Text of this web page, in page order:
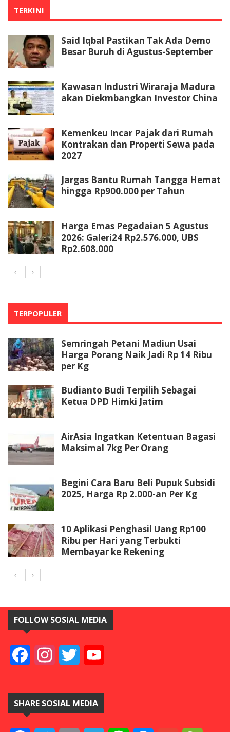
TERKINI
Said Iqbal Pastikan Tak Ada Demo
Besar Buruh di Agustus-September
Kawasan Industri Wiraraja Madura
akan Diekmbangkan Investor China
Kemenkeu Incar Pajak dari Rumah
Kontrakan dan Properti Sewa pada
2027
Jargas Bantu Rumah Tangga Hemat
hingga Rp900.000 per Tahun
Harga Emas Pegadaian 5 Agustus
2026: Galeri24 Rp2.576.000, UBS
Rp2.608.000
TERPOPULER
Semringah Petani Madiun Usai
Harga Porang Naik Jadi Rp 14 Ribu
per Kg
Budianto Budi Terpilih Sebagai
Ketua DPD Himki Jatim
AirAsia Ingatkan Ketentuan Bagasi
Maksimal 7kg Per Orang
Begini Cara Baru Beli Pupuk Subsidi
2025, Harga Rp 2.000-an Per Kg
10 Aplikasi Penghasil Uang Rp100
Ribu per Hari yang Terbukti
Membayar ke Rekening
FOLLOW SOSIAL MEDIA
FacebookInstagramTwitter
SHARE SOSIAL MEDIA